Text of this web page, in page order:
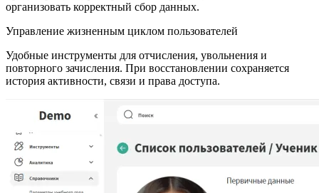
организовать корректный сбор данных.
Управление жизненным циклом пользователей
Удобные инструменты для отчисления, увольнения и
повторного зачисления. При восстановлении сохраняется
история активности, связи и права доступа.